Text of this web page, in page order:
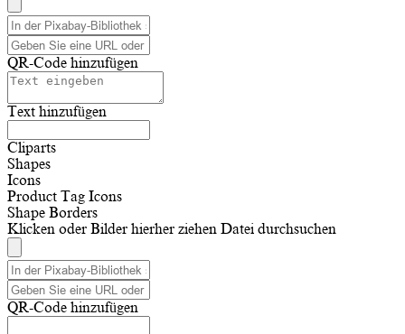
QR-Code hinzufügen
Text hinzufügen
Cliparts
Shapes
Icons
Product Tag Icons
Shape Borders
Klicken oder Bilder hierher ziehen Datei durchsuchen
QR-Code hinzufügen